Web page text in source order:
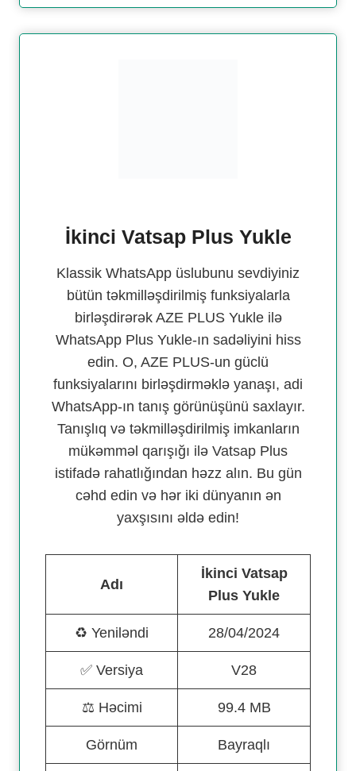
İkinci Vatsap Plus Yukle
Klassik WhatsApp üslubunu sevdiyiniz
bütün təkmilləşdirilmiş funksiyalarla
birləşdirərək AZE PLUS Yukle ilə
WhatsApp Plus Yukle-ın sadəliyini hiss
edin. O, AZE PLUS-un güclü
funksiyalarını birləşdirməklə yanaşı, adi
WhatsApp-ın tanış görünüşünü saxlayır.
Tanışlıq və təkmilləşdirilmiş imkanların
mükəmməl qarışığı ilə Vatsap Plus
istifadə rahatlığından həzz alın. Bu gün
cəhd edin və hər iki dünyanın ən
yaxşısını əldə edin!
Adı
İkinci Vatsap
Plus Yukle
♻️ Yeniləndi 28/04/2024
✅ Versiya V28
⚖️ Həcimi 99.4 MB
Görnüm Bayraqlı